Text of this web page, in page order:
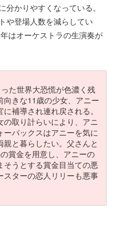
かりやすくなっている。
や登場人数を減らしてい
はオーケストラの生演奏が
た世界大恐慌が色濃く残
きな11歳の少女、アニー
補導され連れ戻される。
取り計らいにより、アニ
バックスはアニーを気に
と暮らしたい。父さんと
賞金を用意し、アニーの
うとする賞金目当ての悪
スターの恋人リリーも悪事